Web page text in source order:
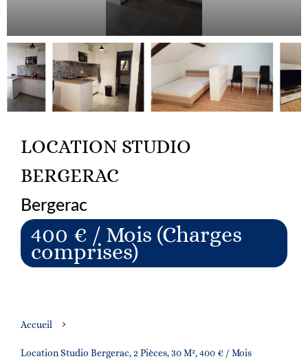
LOCATION STUDIO
BERGERAC
Bergerac
400 € / Mois (Charges
comprises)
Accueil
Location Studio Bergerac, 2 Pièces, 30 M², 400 € / Mois